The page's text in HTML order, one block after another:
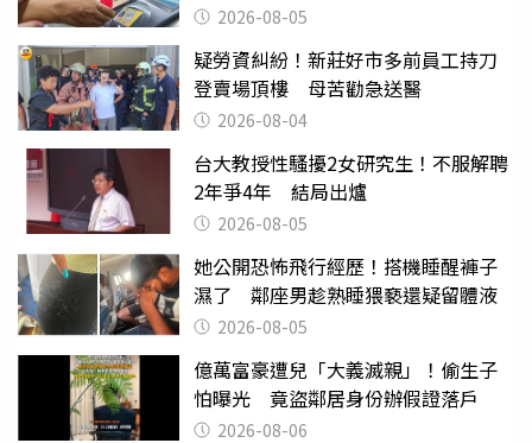
2026-08-05
疑勞資糾紛！新莊好市多前員工持刀
登賣場頂樓 母苦勸急送醫
2026-08-04
台大教授性騷擾2女研究生！不服解聘
2年爭4年 結局出爐
2026-08-05
她公開恐怖飛行經歷！搭機睡醒褲子
濕了 鄰座男趁熟睡猥褻還疑留體液
2026-08-05
億萬富豪遭兒「大義滅親」！偷生子
怕曝光 竟盜鄰居身份辦假證落戶
2026-08-06